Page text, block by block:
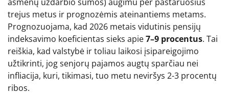
trejus metus ir prognozėmis ateinantiems metams.
Prognozuojama, kad 2026 metais vidutinis pensijų
indeksavimo koeficientas sieks apie7–9 procentus. Tai
reiškia, kad valstybė ir toliau laikosi įsipareigojimo
užtikrinti, jog senjorų pajamos augtų sparčiau nei
infliacija, kuri, tikimasi, tuo metu neviršys 2-3 procentų
ribos.